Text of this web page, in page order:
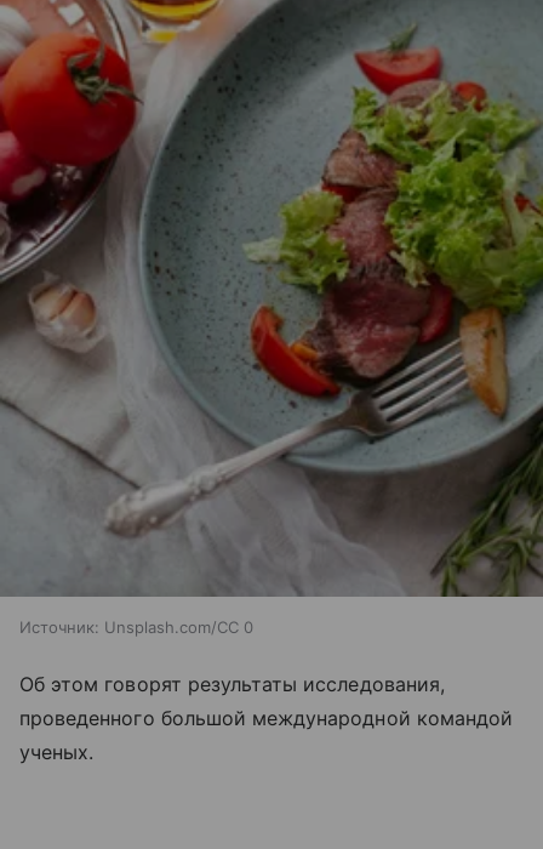
Источник: Unsplash.com/CC 0
Об этом говорят результаты исследования,
проведенного большой международной командой
ученых.